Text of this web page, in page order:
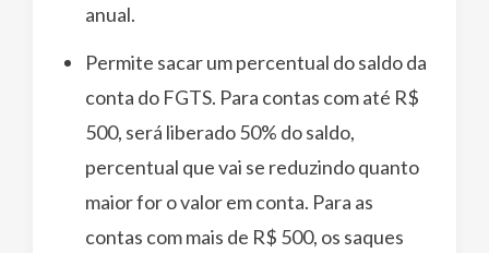
anual.
Permite sacar um percentual do saldo da
conta do FGTS. Para contas com até R$
500, será liberado 50% do saldo,
percentual que vai se reduzindo quanto
maior for o valor em conta. Para as
contas com mais de R$ 500, os saques